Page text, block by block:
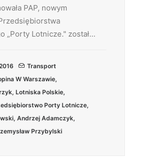
PAP, nowym
„Porty Lotnicze." został…
Transport
W Warszawie,
, Lotniska Polskie,
Porty Lotnicze,
, Andrzej Adamczyk,
Przybylski